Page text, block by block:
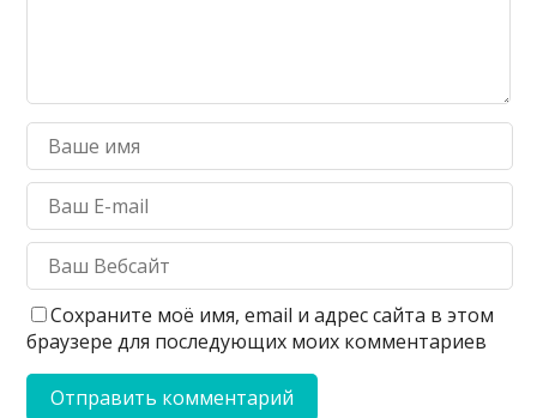
Сохраните моё имя, email и адрес сайта в этом
браузере для последующих моих комментариев